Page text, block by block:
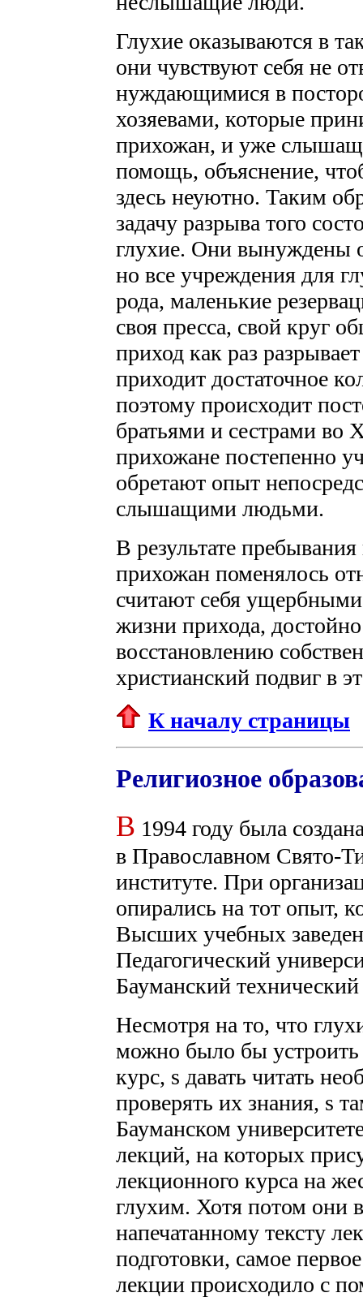
Глухие оказываются в
они чувствуют себя не
нуждающимися в
хозяевами, которые
прихожан, и уже
помощь, объяснение,
здесь неуютно. Таким
задачу разрыва того
глухие. Они вынуждены
но все учреждения для
рода, маленькие
своя пресса, свой круг
приход как раз
приходит достаточное
поэтому происходит
братьями и сестрами
прихожане постепенно
обретают опыт
слышащими людьми.
В результате
прихожан поменялось
считают себя
жизни прихода,
восстановлению
христианский подвиг в
К началу страницы
Религиозное
В 1994 году была
в Православном Свято-
институте. При
опирались на тот опыт,
Высших учебных
Педагогический
Бауманский технический
Несмотря на то, что
можно было бы устроить
курс, ѕ давать читать
проверять их знания, ѕ
Бауманском
лекций, на которых
лекционного курса на
глухим. Хотя потом они
напечатанному тексту
подготовки, самое
лекции происходило с